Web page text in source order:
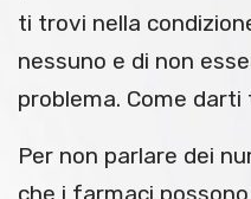
ti trovi nella
nessuno e di non
problema. Come
Per non parlare dei
che i farmaci